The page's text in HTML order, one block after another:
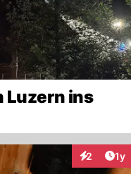
Luzern ins
2 1y